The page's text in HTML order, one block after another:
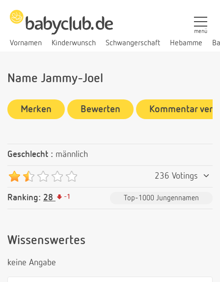
Vornamen Kinderwunsch Schwangerschaft Hebamme
menü
Name Jammy-Joel
Merken Bewerten Kommentar
Geschlecht : männlich
236 Votings
Ranking: 28 -1 Top-1000 Jungennamen
Wissenswertes
keine Angabe